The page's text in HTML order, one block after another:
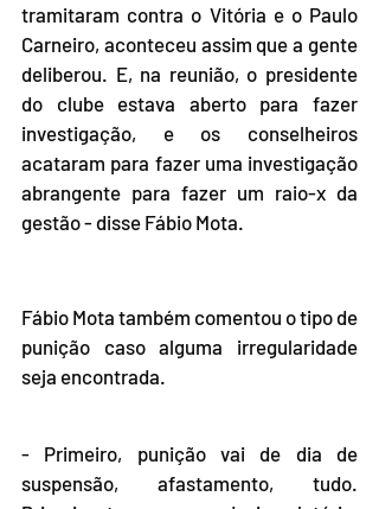
tramitaram contra o Vitória e o Paulo
Carneiro, aconteceu assim que a gente
deliberou. E, na reunião, o presidente
do clube estava aberto para fazer
investigação, e os conselheiros
acataram para fazer uma investigação
abrangente para fazer um raio-x da
gestão - disse Fábio Mota.
Fábio Mota também comentou o tipo de
punição caso alguma irregularidade
seja encontrada.
- Primeiro, punição vai de dia de
suspensão, afastamento, tudo.